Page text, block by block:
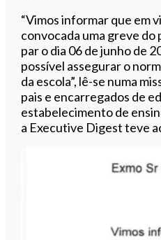
“Vimos informar que em
convocada uma greve do
par o dia 06 de junho de
possível assegurar o
da escola”, lê-se numa
pais e encarregados de
estabelecimento de
a Executive Digest teve